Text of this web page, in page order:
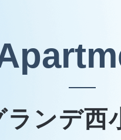
ランデ西